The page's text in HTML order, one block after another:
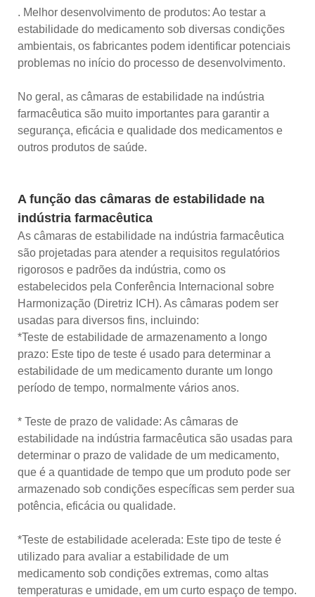
. Melhor desenvolvimento de produtos: Ao testar a
estabilidade do medicamento sob diversas condições
ambientais, os fabricantes podem identificar potenciais
problemas no início do processo de desenvolvimento.
No geral, as câmaras de estabilidade na indústria
farmacêutica são muito importantes para garantir a
segurança, eficácia e qualidade dos medicamentos e
outros produtos de saúde.
A função das câmaras de estabilidade na
indústria farmacêutica
As câmaras de estabilidade na indústria farmacêutica
são projetadas para atender a requisitos regulatórios
rigorosos e padrões da indústria, como os
estabelecidos pela Conferência Internacional sobre
Harmonização (Diretriz ICH). As câmaras podem ser
usadas para diversos fins, incluindo:
*Teste de estabilidade de armazenamento a longo
prazo: Este tipo de teste é usado para determinar a
estabilidade de um medicamento durante um longo
período de tempo, normalmente vários anos.
* Teste de prazo de validade: As câmaras de
estabilidade na indústria farmacêutica são usadas para
determinar o prazo de validade de um medicamento,
que é a quantidade de tempo que um produto pode ser
armazenado sob condições específicas sem perder sua
potência, eficácia ou qualidade.
*Teste de estabilidade acelerada: Este tipo de teste é
utilizado para avaliar a estabilidade de um
medicamento sob condições extremas, como altas
temperaturas e umidade, em um curto espaço de tempo.